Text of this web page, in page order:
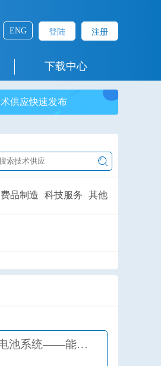
ENG 登陆 注册
下载中心
供应快速发布
品制造 科技服务 其他
池系统——能量